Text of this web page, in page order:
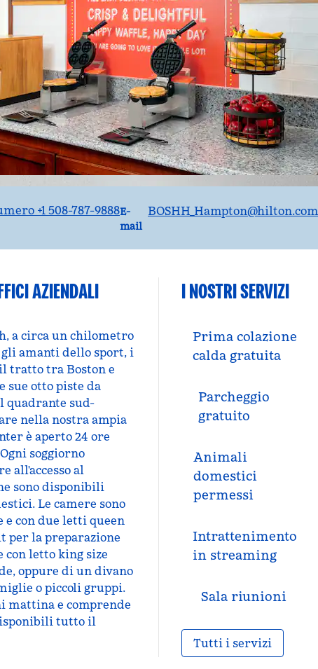
+1 508-787-9888E-
mail
EmailBOSHH_Hampton@hilton.com
AZIENDALI
a circa un chilometro
amanti dello sport, i
tratto tra Boston e
sue otto piste da
quadrante sud-
nella nostra ampia
è aperto 24 ore
soggiorno
all'accesso al
sono disponibili
Le camere sono
con due letti queen
per la preparazione
con letto king size
oppure di un divano
o piccoli gruppi.
mattina e comprende
tutto il
I NOSTRI SERVIZI
Prima colazione
calda gratuita
Parcheggio
gratuito
Animali
domestici
permessi
Intrattenimento
in streaming
Sala riunioni
Tutti i servizi